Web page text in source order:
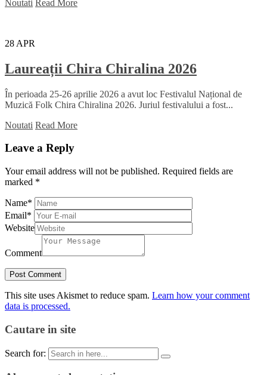
Noutati Read More
28 APR
Laureații Chira Chiralina 2026
În perioada 25-26 aprilie 2026 a avut loc Festivalul Național de
Muzică Folk Chira Chiralina 2026. Juriul festivalului a fost...
Noutati Read More
Leave a Reply
Your email address will not be published. Required fields are
marked *
Name*
Email*
Website
Comment
This site uses Akismet to reduce spam. Learn how your comment
data is processed.
Cautare in site
Search for: